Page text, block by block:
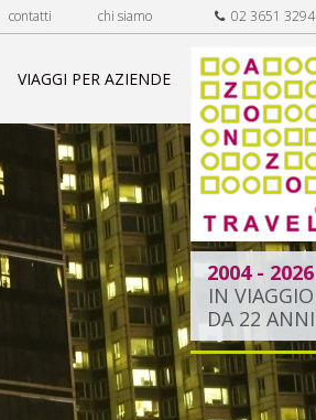
contatti chi siamo 02 3651 3294
VIAGGI PER AZIENDE
2004 - 2026
IN VIAGGIO
DA 22 ANNI